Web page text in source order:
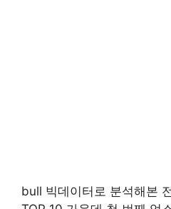
bull 빅데이터로 분석해본